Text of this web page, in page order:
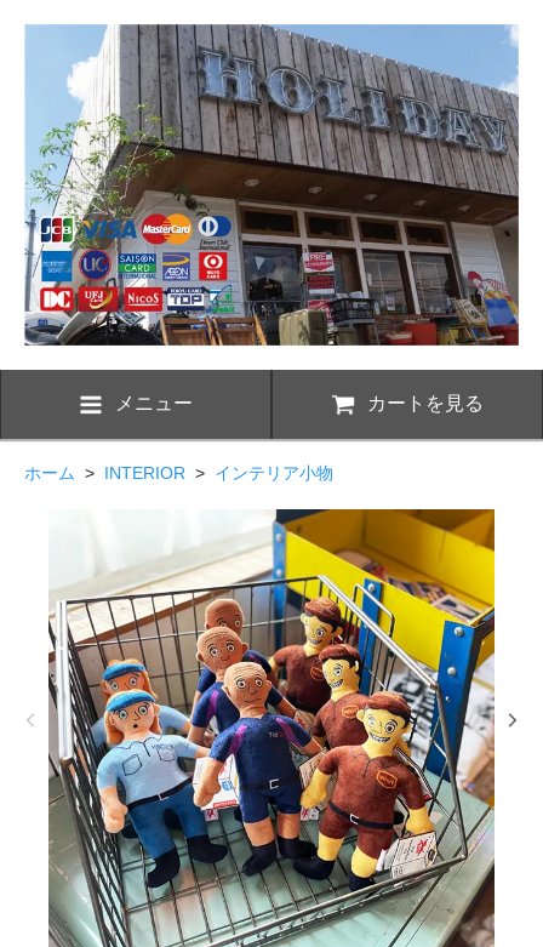
メニュー カートを見る
ホーム > INTERIOR > インテリア小物